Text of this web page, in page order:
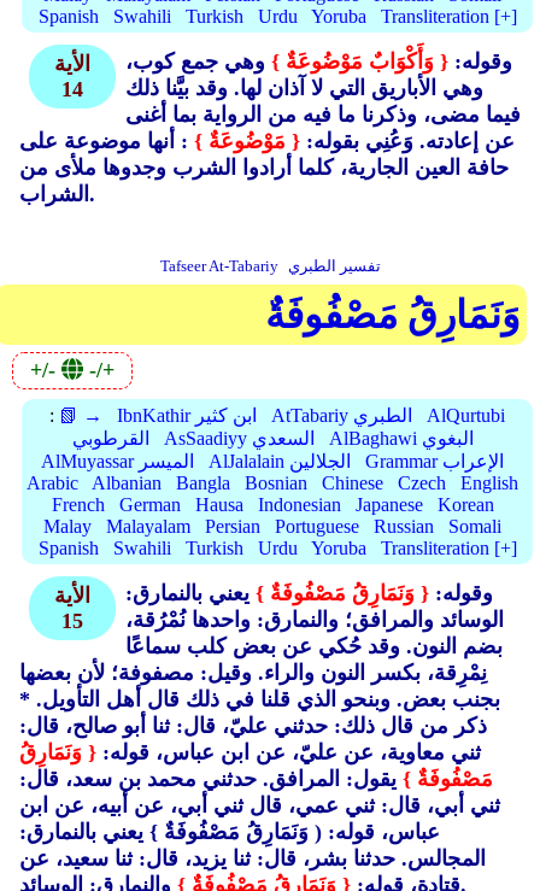
Spanish
Swahili Turkish Urdu Yoruba Transliteration [+]
الأية
14
وقوله: { وَأَكْوَابٌ مَوْضُوعَةٌ } وهي جمع كوب،
وهي الأباريق التي لا آذان لها. وقد بيَّنا ذلك
فيما مضى، وذكرنا ما فيه من الرواية بما أغنى
عن إعادته. وَعُنِي بقوله: { مَوْضُوعَةٌ } : أنها موضوعة على
حافة العين الجارية، كلما أرادوا الشرب وجدوها ملأى من
الشراب.
Tafseer At-Tabariy تفسير الطبري
وَنَمَارِقُ مَصْفُوفَةٌ
+/- -/+
: 📗 → IbnKathir ابن كثير AtTabariy الطبري
AlQurtubi
القرطوبي
AsSaadiyy السعدي
AlBaghawi البغوي
AlMuyassar الميسر
AlJalalain الجلالين
Grammar الإعراب
Arabic
Albanian Bangla Bosnian Chinese Czech
English
French
German Hausa Indonesian Japanese
Korean
Malay
Malayalam Persian Portuguese Russian
Somali
Spanish
Swahili Turkish Urdu Yoruba Transliteration [+]
الأية
15
وقوله: { وَنَمَارِقُ مَصْفُوفَةٌ } يعني بالنمارق:
الوسائد والمرافق؛ والنمارق: واحدها نُمْرُقة،
بضم النون. وقد حُكي عن بعض كلب سماعًا
نِمْرِقة، بكسر النون والراء. وقيل: مصفوفة؛ لأن بعضها
بجنب بعض. وبنحو الذي قلنا في ذلك قال أهل التأويل. *
ذكر من قال ذلك: حدثني عليّ، قال: ثنا أبو صالح، قال:
ثني معاوية، عن عليّ، عن ابن عباس، قوله: { وَنَمَارِقُ
مَصْفُوفَةٌ } يقول: المرافق. حدثني محمد بن سعد، قال:
ثني أبي، قال: ثني عمي، قال ثني أبي، عن أبيه، عن ابن
عباس، قوله: ( وَنَمَارِقُ مَصْفُوفَةٌ } يعني بالنمارق:
المجالس. حدثنا بشر، قال: ثنا يزيد، قال: ثنا سعيد، عن
قتادة، قوله: { وَنَمَارِقُ مَصْفُوفَةٌ } والنمارق: الوسائد.